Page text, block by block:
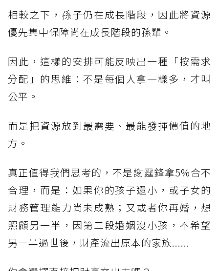
相較之下，孫子仍在成長階段，因此將資源
優先集中保障尚在成長階段的孫輩。
因此，這樣的安排可能反映出一種「按需求
分配」的思維：不是每個人拿一樣多，才叫
公平。
而是把資源放到最需要、最能發揮價值的地
方。
真正值得我們思考的，不是謝霆鋒拿5%合不
合理，而是：如果你的孩子還小，或子女的
財務管理能力尚未成熟；又或者你再婚，想
照顧另一半，因第二段婚姻沒小孩，不希望
另一半過世後，財產流出原本的家族......